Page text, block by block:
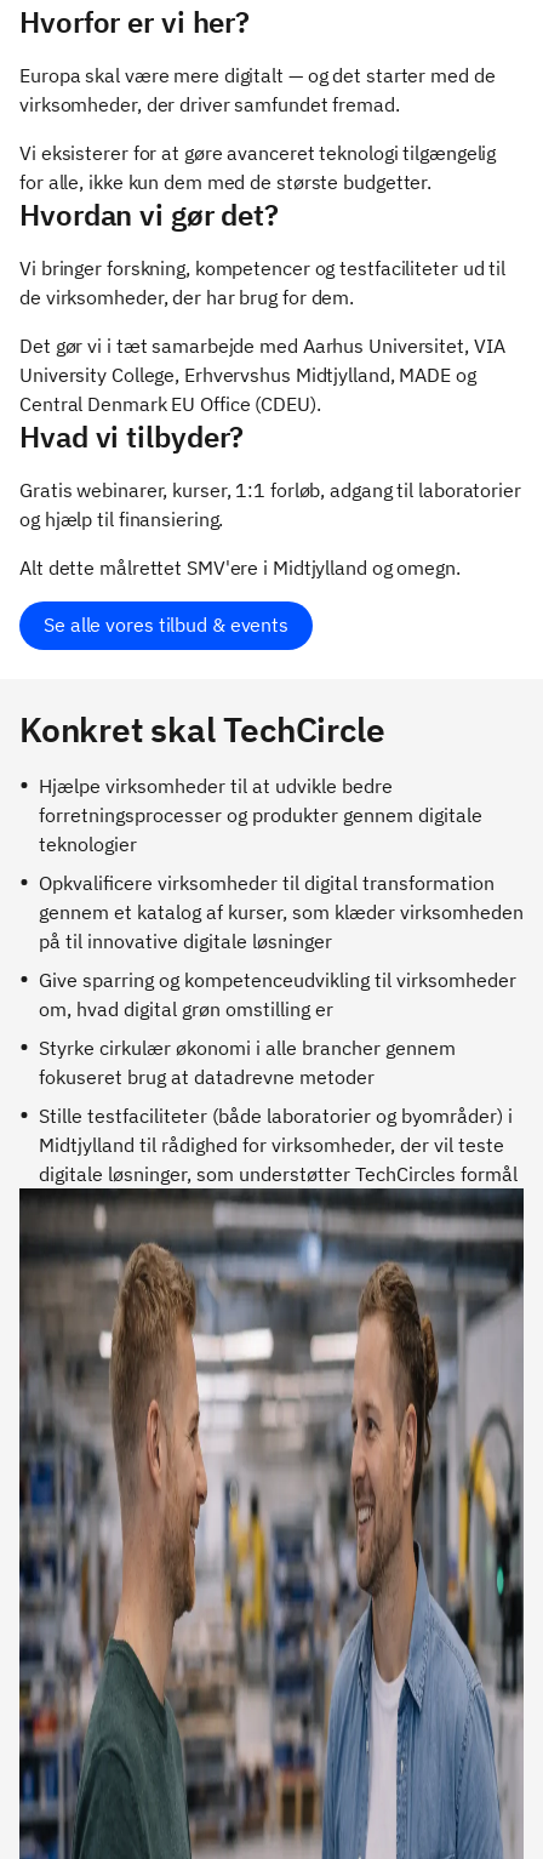
Hvorfor er vi her?
Europa skal være mere digitalt — og det starter med de
virksomheder, der driver samfundet fremad.
Vi eksisterer for at gøre avanceret teknologi tilgængelig
for alle, ikke kun dem med de største budgetter.
Hvordan vi gør det?
Vi bringer forskning, kompetencer og testfaciliteter ud til
de virksomheder, der har brug for dem.
Det gør vi i tæt samarbejde med Aarhus Universitet, VIA
University College, Erhvervshus Midtjylland, MADE og
Central Denmark EU Office (CDEU).
Hvad vi tilbyder?
Gratis webinarer, kurser, 1:1 forløb, adgang til laboratorier
og hjælp til finansiering.
Alt dette målrettet SMV'ere i Midtjylland og omegn.
Se alle vores tilbud & events
Konkret skal TechCircle
Hjælpe virksomheder til at udvikle bedre
forretningsprocesser og produkter gennem digitale
teknologier
Opkvalificere virksomheder til digital transformation
gennem et katalog af kurser, som klæder virksomheden
på til innovative digitale løsninger
Give sparring og kompetenceudvikling til virksomheder
om, hvad digital grøn omstilling er
Styrke cirkulær økonomi i alle brancher gennem
fokuseret brug at datadrevne metoder
Stille testfaciliteter (både laboratorier og byområder) i
Midtjylland til rådighed for virksomheder, der vil teste
digitale løsninger, som understøtter TechCircles formål